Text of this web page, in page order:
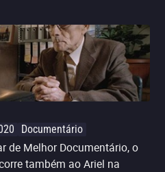
Documentário
o
também ao Ariel na